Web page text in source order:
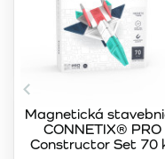
Magnetická
CONNETIX® PRO
Constructor Set 70